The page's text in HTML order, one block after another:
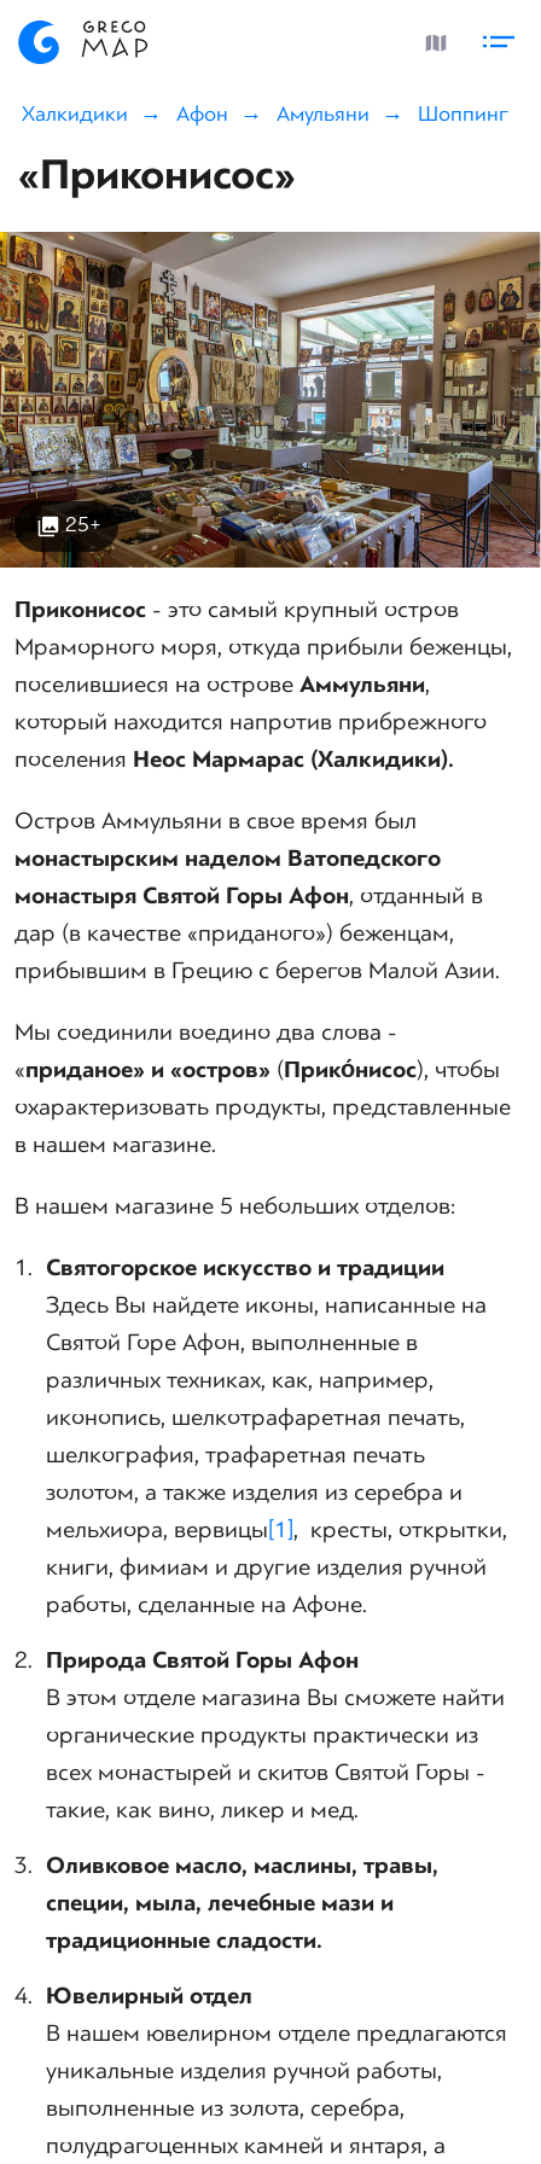
Халкидики Афон Амульяни Шоппинг
«Приконисос»
25+
Приконисос - это самый крупный остров
Мраморного моря, откуда прибыли беженцы,
поселившиеся на островеАммульяни,
который находится напротив прибрежного
поселения Неос Мармарас (Халкидики).
Остров Аммульяни в свое время был
монастырским наделом Ватопедского
монастыря Святой Горы Афон, отданный в
дар (в качестве «приданого») беженцам,
прибывшим в Грецию с берегов Малой Азии.
Мы соединили воедино два слова -
«приданое» и «остров» (Прико́нисос), чтобы
охарактеризовать продукты, представленные
в нашем магазине.
В нашем магазине 5 небольших отделов:
Святогорское искусство и традиции
Здесь Вы найдете иконы, написанные на
Святой Горе Афон, выполненные в
различных техниках, как, например,
иконопись, шелкотрафаретная печать,
шелкография, трафаретная печать
золотом, а также изделия из серебра и
мельхиора, вервицы[1], кресты, открытки,
книги, фимиам и другие изделия ручной
работы, сделанные на Афоне.
Природа Святой Горы Афон
В этом отделе магазина Вы сможете найти
органические продукты практически из
всех монастырей и скитов Святой Горы -
такие, как вино, ликер и мед.
Оливковое масло, маслины, травы,
специи, мыла, лечебные мази и
традиционные сладости.
Ювелирный отдел
В нашем ювелирном отделе предлагаются
уникальные изделия ручной работы,
выполненные из золота, серебра,
полудрагоценных камней и янтаря, а